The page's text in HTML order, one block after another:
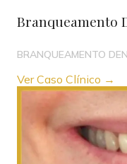
Branqueamento
BRANQUEAMENTO
Ver Caso Clínico →